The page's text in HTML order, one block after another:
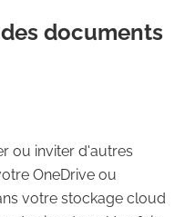
documents
ou inviter d'autres
OneDrive ou
votre stockage cloud